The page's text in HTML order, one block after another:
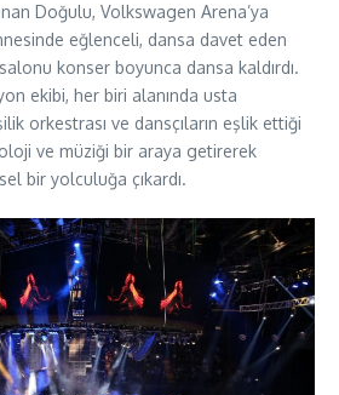
Doğulu, Volkswagen Arena’ya
eğlenceli, dansa davet eden
konser boyunca dansa kaldırdı.
ekibi, her biri alanında usta
orkestrası ve dansçıların eşlik ettiği
ve müziği bir araya getirerek
bir yolculuğa çıkardı.